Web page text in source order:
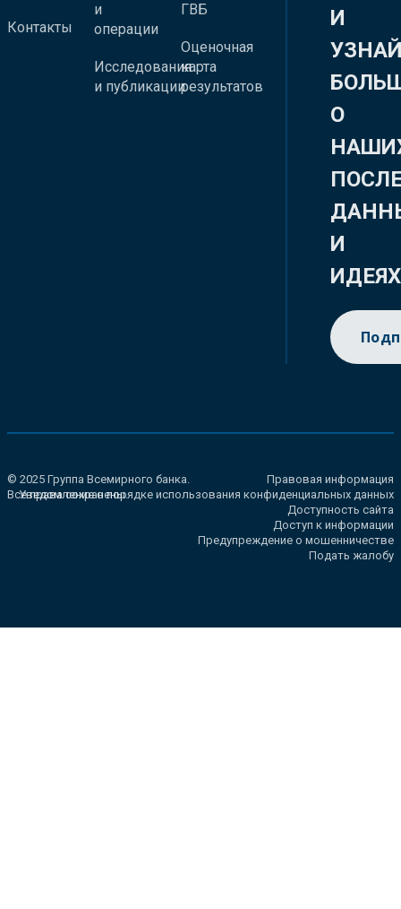
Контакты
и
операции
Исследования
и публикации
ГВБ
Оценочная
карта
результатов
И
О
И
ИДЕЯХ
© 2025 Группа Всемирного банка.
Все права сохранены.
Правовая информация
Уведомление о порядке использования конфиденциальных данных
Доступность сайта
Доступ к информации
Предупреждение о мошенничестве
Подать жалобу